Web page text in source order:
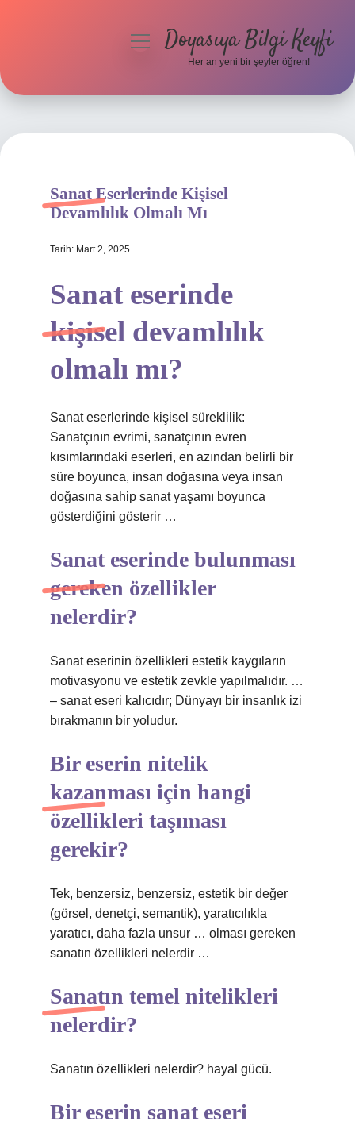
Hakkımızda
menüyüDoyasıya Bilgi Keyfi
Her an yeni bir şeyler öğren!
Sanat Eserlerinde Kişisel
Devamlılık Olmalı Mı
Tarih: Mart 2, 2025
Sanat eserinde
kişisel devamlılık
olmalı mı?
Sanat eserlerinde kişisel süreklilik:
Sanatçının evrimi, sanatçının evren
kısımlarındaki eserleri, en azından belirli bir
süre boyunca, insan doğasına veya insan
doğasına sahip sanat yaşamı boyunca
gösterdiğini gösterir …
Sanat eserinde bulunması
gereken özellikler
nelerdir?
Sanat eserinin özellikleri estetik kaygıların
motivasyonu ve estetik zevkle yapılmalıdır. …
– sanat eseri kalıcıdır; Dünyayı bir insanlık izi
bırakmanın bir yoludur.
Bir eserin nitelik
kazanması için hangi
özellikleri taşıması
gerekir?
Tek, benzersiz, benzersiz, estetik bir değer
(görsel, denetçi, semantik), yaratıcılıkla
yaratıcı, daha fazla unsur … olması gereken
sanatın özellikleri nelerdir …
Sanatın temel nitelikleri
nelerdir?
Sanatın özellikleri nelerdir? hayal gücü.
Bir eserin sanat eseri